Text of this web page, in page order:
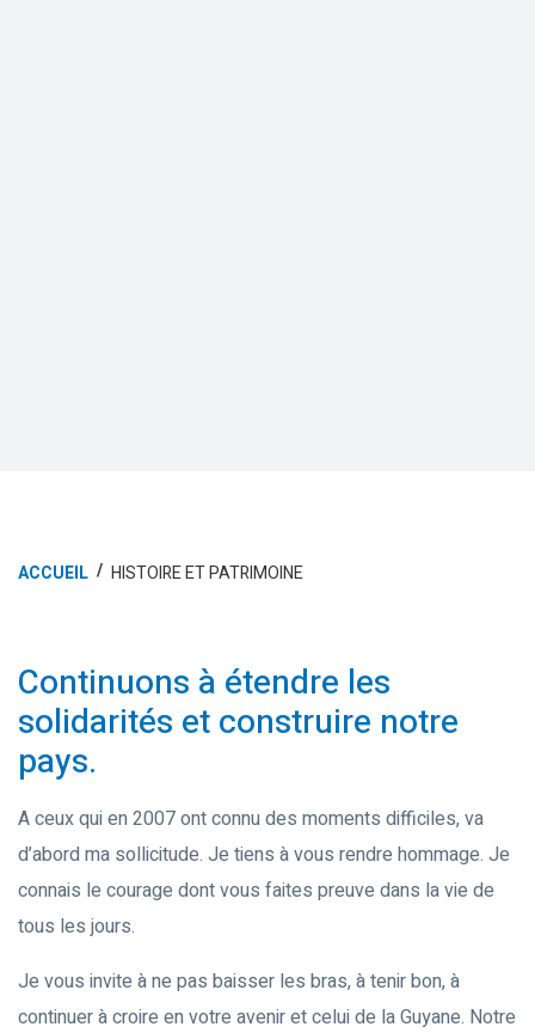
ACCUEIL HISTOIRE ET PATRIMOINE
Continuons à étendre les
solidarités et construire notre
pays.
A ceux qui en 2007 ont connu des moments difficiles, va
d’abord ma sollicitude. Je tiens à vous rendre hommage. Je
connais le courage dont vous faites preuve dans la vie de
tous les jours.
Je vous invite à ne pas baisser les bras, à tenir bon, à
continuer à croire en votre avenir et celui de la Guyane. Notre